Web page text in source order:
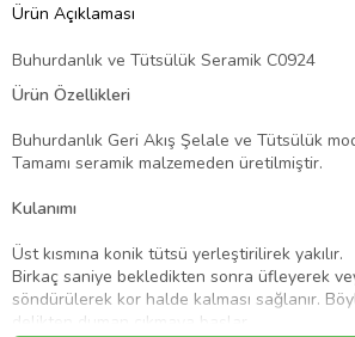
Ürün Açıklaması
Buhurdanlık ve Tütsülük Seramik C0924
Ürün Özellikleri
Buhurdanlık Geri Akış Şelale ve Tütsülük
Tamamı seramik malzemeden üretilmiştir.
Kulanımı
Üst kısmına konik tütsü yerleştirilirek yakılır.
Birkaç saniye bekledikten sonra üfleyerek
söndürülerek kor halde kalması sağlanır.
delikten duman çıkmaya başlar.